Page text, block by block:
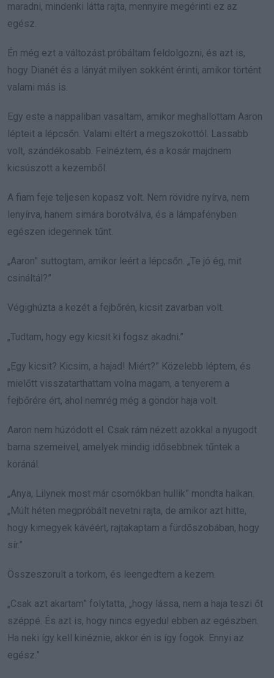
maradni, mindenki látta rajta, mennyire megérinti ez az
egész.
Én még ezt a változást próbáltam feldolgozni, és azt is,
hogy Dianét és a lányát milyen sokként érinti, amikor történt
valami más is.
Egy este a nappaliban vasaltam, amikor meghallottam Aaron
lépteit a lépcsőn. Valami eltért a megszokottól. Lassabb
volt, szándékosabb. Felnéztem, és a kosár majdnem
kicsúszott a kezemből.
A fiam feje teljesen kopasz volt. Nem rövidre nyírva, nem
lenyírva, hanem simára borotválva, és a lámpafényben
egészen idegennek tűnt.
„Aaron” suttogtam, amikor leért a lépcsőn. „Te jó ég, mit
csináltál?”
Végighúzta a kezét a fejbőrén, kicsit zavarban volt.
„Tudtam, hogy egy kicsit ki fogsz akadni.”
„Egy kicsit? Kicsim, a hajad! Miért?” Közelebb léptem, és
mielőtt visszatarthattam volna magam, a tenyerem a
fejbőrére ért, ahol nemrég még a göndör haja volt.
Aaron nem húzódott el. Csak rám nézett azokkal a nyugodt
barna szemeivel, amelyek mindig idősebbnek tűntek a
koránál.
„Anya, Lilynek most már csomókban hullik” mondta halkan.
„Múlt héten megpróbált nevetni rajta, de amikor azt hitte,
hogy kimegyek kávéért, rajtakaptam a fürdőszobában, hogy
sír.”
Összeszorult a torkom, és leengedtem a kezem.
„Csak azt akartam” folytatta, „hogy lássa, nem a haja teszi őt
széppé. És azt is, hogy nincs egyedül ebben az egészben.
Ha neki így kell kinéznie, akkor én is így fogok. Ennyi az
egész.”